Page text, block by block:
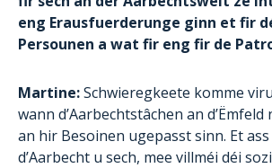
eng Erausfuerderunge ginn et fir
Persounen a wat fir eng fir de
Martine:Schwieregkeete komme
wann d’Aarbechtstâchen an d’Ëmfeld
an hir Besoinen ugepasst sinn. Et
d’Aarbecht u sech, mee villméi déi